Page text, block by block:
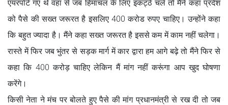
एयरपोर्ट गए थे वहां से जब हिमाचल के लिए इकट्ठे चले तो मैंने कहा प्रदेश
को पैसे की सख्त जरूरत है इसलिए 400 करोड रुपए चाहिए। उन्होंने कहा
कि बहुत ज्यादा है। मैंने कहा सख्त जरूरत है इससे कम में काम नहीं चलेगा।
रास्ते में फिर जब भुंतर से सड़क मार्ग में कार द्वारा हम आगे बढ़े तो मैंने फिर से
कहा कि 400 करोड़ चाहिए लेकिन मैं मांग नहीं करूंगा आप खुद घोषणा
करेंगे।
किसी नेता ने मंच पर बोलते हुए पैसे की मांग प्रधानमंत्री से रख दी तो जब